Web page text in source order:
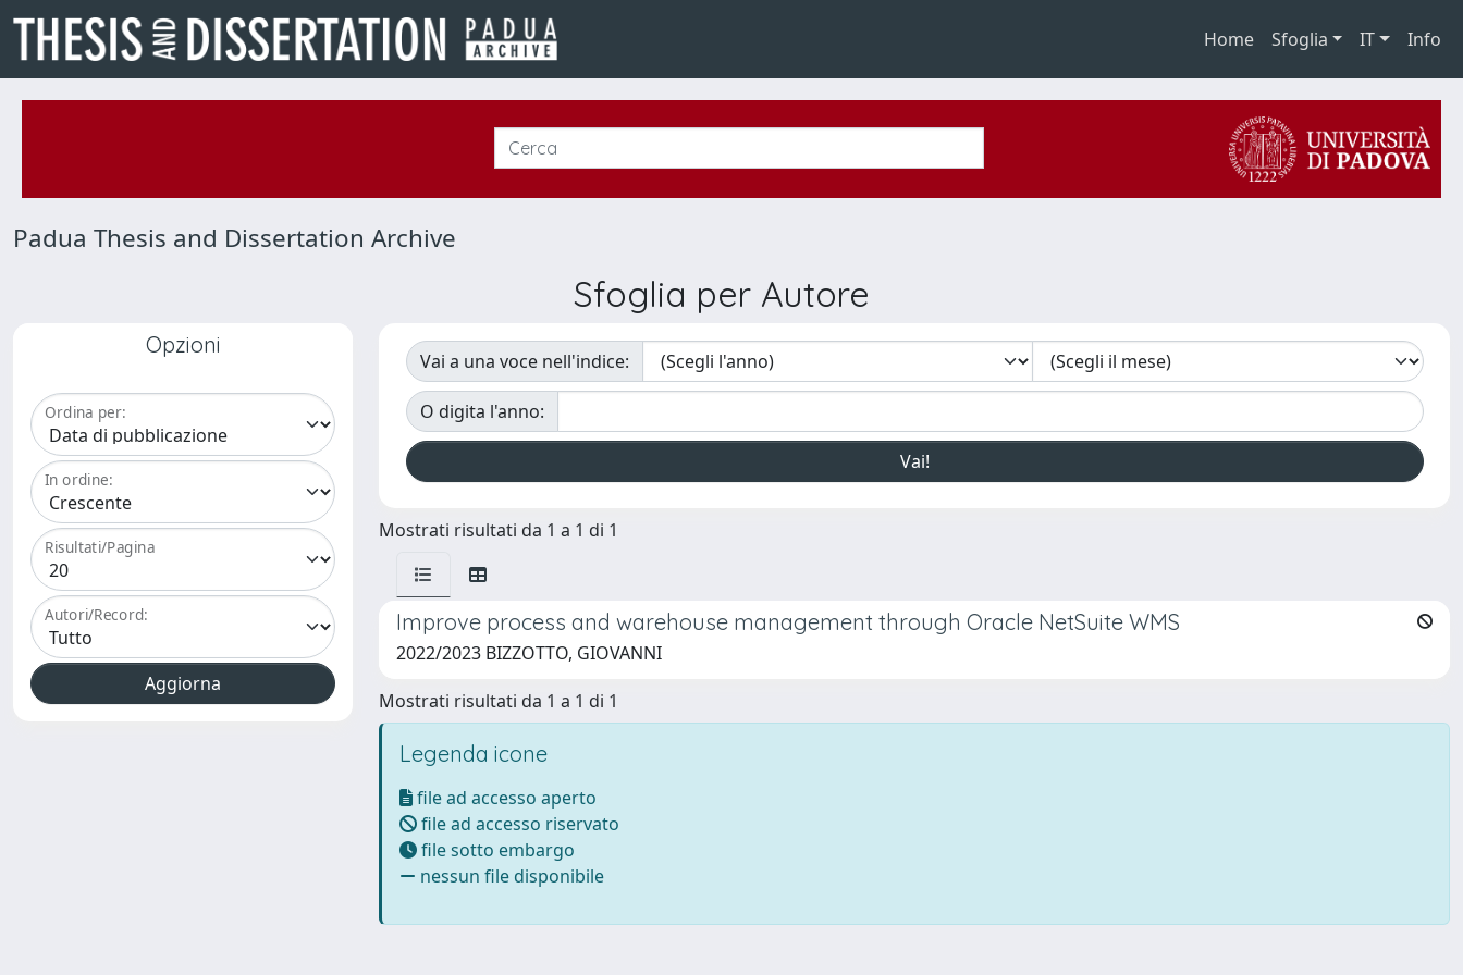
Home Sfoglia IT Info
Padua Thesis and Dissertation Archive
Sfoglia per Autore
Opzioni
Ordina per:
In ordine:
Risultati/Pagina
Autori/Record:
Vai a una voce nell'indice:
O digita l'anno:
Mostrati risultati da 1 a 1 di 1
Improve process and warehouse management through Oracle NetSuite WMS
2022/2023 BIZZOTTO, GIOVANNI
Mostrati risultati da 1 a 1 di 1
Legenda icone
file ad accesso aperto
file ad accesso riservato
file sotto embargo
nessun file disponibile